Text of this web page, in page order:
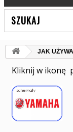
JAK
Kliknij w ikonę